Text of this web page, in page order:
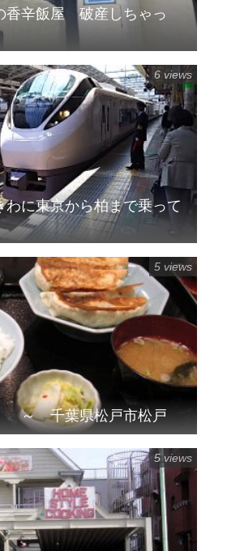
香辛飯屋 破産しちゃっ
わに東京から柏まで乗って
6 views
～ 千葉県松戸市松戸
5 views
5 views